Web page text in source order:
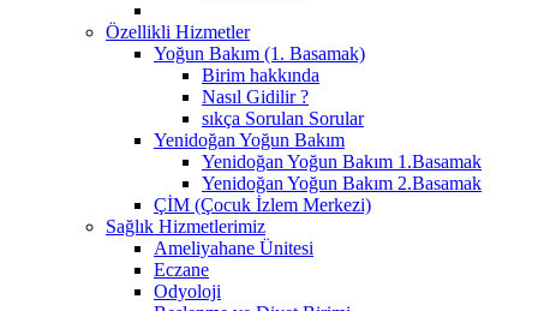
Özellikli Hizmetler
Yoğun Bakım (1. Basamak)
Birim hakkında
Nasıl Gidilir ?
sıkça Sorulan Sorular
Yenidoğan Yoğun Bakım
Yenidoğan Yoğun Bakım 1.Basamak
Yenidoğan Yoğun Bakım 2.Basamak
ÇİM (Çocuk İzlem Merkezi)
Sağlık Hizmetlerimiz
Ameliyahane Ünitesi
Eczane
Odyoloji